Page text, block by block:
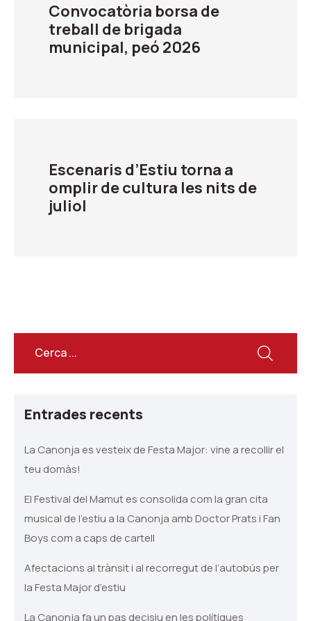
Convocatòria borsa de
treball de brigada
municipal, peó 2026
Escenaris d’Estiu torna a
omplir de cultura les nits de
juliol
Entrades recents
La Canonja es vesteix de Festa Major: vine a recollir el
teu domàs!
El Festival del Mamut es consolida com la gran cita
musical de l’estiu a la Canonja amb Doctor Prats i Fan
Boys com a caps de cartell
Afectacions al trànsit i al recorregut de l’autobús per
la Festa Major d’estiu
La Canonja fa un pas decisiu en les polítiques